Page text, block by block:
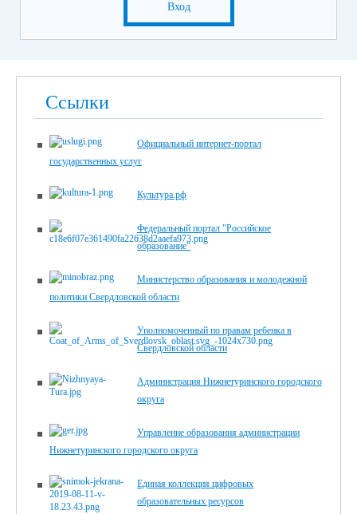
Вход
Ссылки
Официальный интернет-портал
государственных услуг
Культура.рф
Федеральный портал "Российское
образование"
Министерство образования и молодежной
политики Свердловской области
Уполномоченный по правам ребенка в
Свердловской области
Администрация Нижнетуринского городского
округа
Управление образования администрации
Нижнетуринского городского округа
Единая коллекция цифровых
образовательных ресурсов